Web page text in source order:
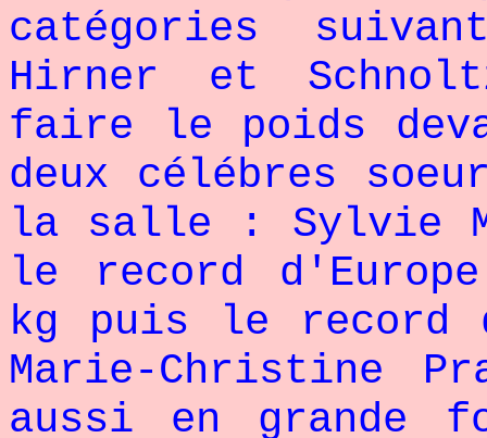
catégories
Hirner et
faire le poids
deux célébres
la salle : Sylvie
le record
kg puis le record
Marie-Christine
aussi en grande